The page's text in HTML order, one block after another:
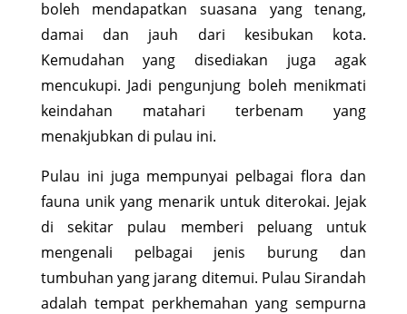
boleh mendapatkan suasana yang tenang,
damai dan jauh dari kesibukan kota.
Kemudahan yang disediakan juga agak
mencukupi. Jadi pengunjung boleh menikmati
keindahan matahari terbenam yang
menakjubkan di pulau ini.
Pulau ini juga mempunyai pelbagai flora dan
fauna unik yang menarik untuk diterokai. Jejak
di sekitar pulau memberi peluang untuk
mengenali pelbagai jenis burung dan
tumbuhan yang jarang ditemui. Pulau Sirandah
adalah tempat perkhemahan yang sempurna